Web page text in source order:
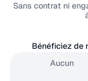
Sans contrat ni
Bénéficiez de
Aucun